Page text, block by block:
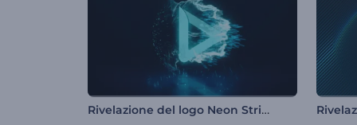
Rivelazione del logo Neon Strike